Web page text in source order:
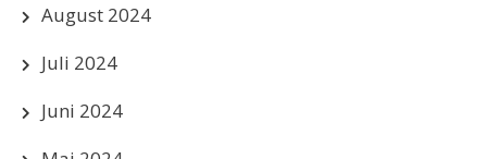
August 2024
Juli 2024
Juni 2024